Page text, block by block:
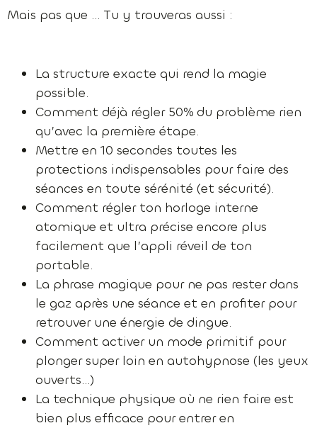
Mais pas que … Tu y trouveras aussi :
La structure exacte qui rend la magie
possible.
Comment déjà régler 50% du problème rien
qu’avec la première étape.
Mettre en 10 secondes toutes les
protections indispensables pour faire des
séances en toute sérénité (et sécurité).
Comment régler ton horloge interne
atomique et ultra précise encore plus
facilement que l’appli réveil de ton
portable.
La phrase magique pour ne pas rester dans
le gaz après une séance et en profiter pour
retrouver une énergie de dingue.
Comment activer un mode primitif pour
plonger super loin en autohypnose (les yeux
ouverts…)
La technique physique où ne rien faire est
bien plus efficace pour entrer en